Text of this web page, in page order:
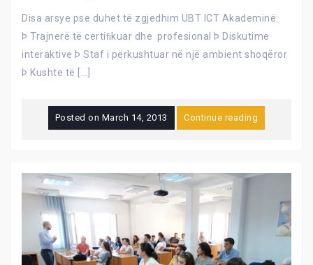
Disa arsye pse duhet të zgjedhim UBT ICT Akademinë:
Þ Trajnerë të certiﬁkuar dhe profesional Þ Diskutime
interaktive Þ Staf i përkushtuar në një ambient shoqëror
Þ Kushte të […]
Posted on March 14, 2013 Continue reading